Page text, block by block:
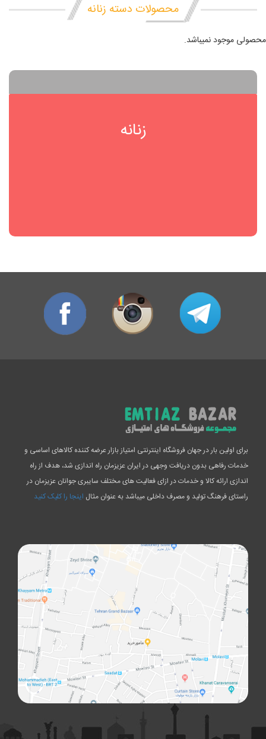
محصولات دسته زنانه
محصولی موجود نمیباشد.
زنانه
برای اولین بار در جهان فروشگاه اینترنتی امتیاز بازار عرضه کننده کالاهای اساسی و
خدمات رفاهی بدون دریافت وجهی در ایران عزیزمان راه اندازی شد، هدف از راه
اندازی ارائه کالا و خدمات در ازای فعالیت های مختلف سایبری جوانان عزیزمان در
راستای فرهنگ تولید و مصرف داخلی میباشد به عنوان مثال اینجا را کلیک کنید